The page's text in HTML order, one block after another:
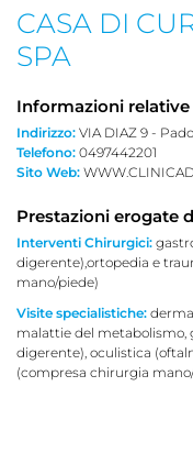
CASA DI
SPA
Informazioni
Indirizzo: VIA DIAZ 9 -
Telefono: 0497442201
Sito Web:
Prestazioni erogate
Interventi Chirurgici:
digerente),ortopedia e
mano/piede)
Visite specialistiche:
malattie del metabolismo,
digerente), oculistica
(compresa chirurgia